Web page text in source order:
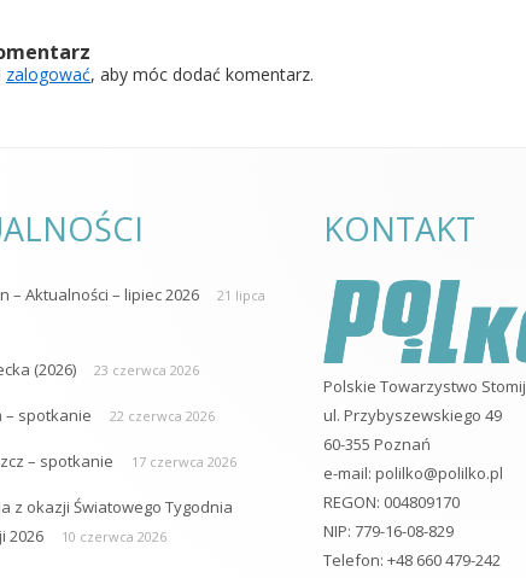
zalogować, aby móc dodać komentarz.
– Aktualności – lipiec 2026
21 lipca
(2026) 23 czerwca 2026
– spotkanie 22 czerwca 2026
– spotkanie 17 czerwca 2026
z okazji Światowego Tygodnia
2026
10 czerwca 2026
KONTAKT
Polskie Towarzystwo
ul. Przybyszewskiego 49
60-355 Poznań
e-mail:polilko@polilko.pl
REGON: 004809170
NIP: 779-16-08-829
Telefon: +48 660 479-242